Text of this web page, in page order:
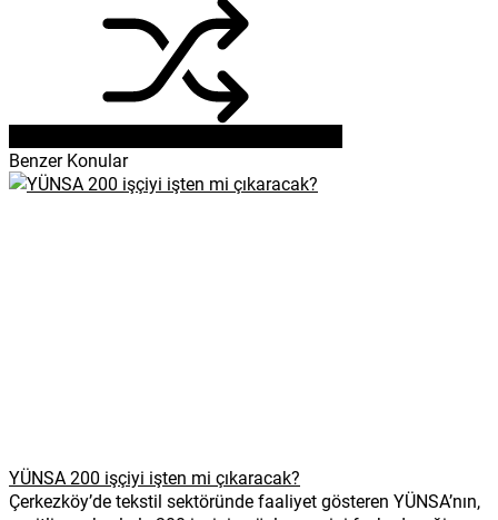
Benzer Konular
YÜNSA 200 işçiyi işten mi çıkaracak?
Çerkezköy’de tekstil sektöründe faaliyet gösteren YÜNSA’nın,